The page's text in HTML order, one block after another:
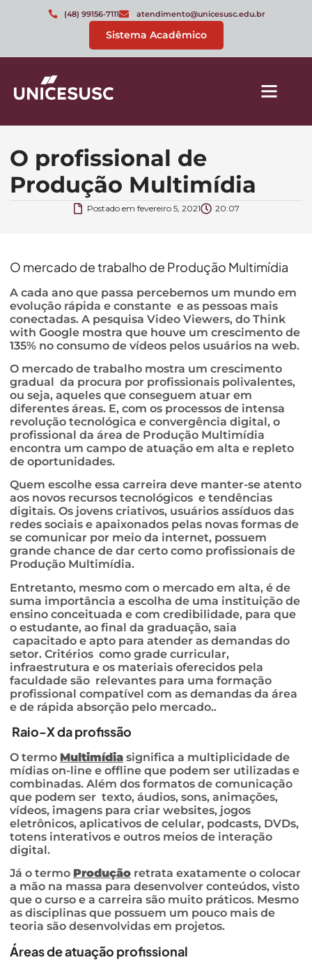
(48) 99156-7111 atendimento@unicesusc.edu.br
Sistema Acadêmico
O profissional de
Produção Multimídia
Postado em fevereiro 5, 2021 20:07
O mercado de trabalho de Produção Multimídia
A cada ano que passa percebemos um mundo em
evolução rápida e constante e as pessoas mais
conectadas. A pesquisa Video Viewers, do Think
with Google mostra que houve um crescimento de
135% no consumo de vídeos pelos usuários na web.
O mercado de trabalho mostra um crescimento
gradual da procura por profissionais polivalentes,
ou seja, aqueles que conseguem atuar em
diferentes áreas. E, com os processos de intensa
revolução tecnológica e convergência digital, o
profissional da área de Produção Multimídia
encontra um campo de atuação em alta e repleto
de oportunidades.
Quem escolhe essa carreira deve manter-se atento
aos novos recursos tecnológicos e tendências
digitais. Os jovens criativos, usuários assíduos das
redes sociais e apaixonados pelas novas formas de
se comunicar por meio da internet, possuem
grande chance de dar certo como profissionais de
Produção Multimídia.
Entretanto, mesmo com o mercado em alta, é de
suma importância a escolha de uma instituição de
ensino conceituada e com credibilidade, para que
o estudante, ao final da graduação, saia
capacitado e apto para atender as demandas do
setor. Critérios como grade curricular,
infraestrutura e os materiais oferecidos pela
faculdade são relevantes para uma formação
profissional compatível com as demandas da área
e de rápida absorção pelo mercado..
Raio-X da profissão
O termo Multimídia significa a multiplicidade de
mídias on-line e offline que podem ser utilizadas e
combinadas. Além dos formatos de comunicação
que podem ser texto, áudios, sons, animações,
vídeos, imagens para criar websites, jogos
eletrônicos, aplicativos de celular, podcasts, DVDs,
totens interativos e outros meios de interação
digital.
Já o termo Produção retrata exatamente o colocar
a mão na massa para desenvolver conteúdos, visto
que o curso e a carreira são muito práticos. Mesmo
as disciplinas que possuem um pouco mais de
teoria são desenvolvidas em projetos.
Áreas de atuação profissional